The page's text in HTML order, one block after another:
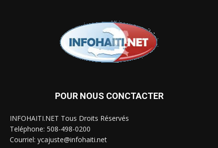
POUR NOUS CONCTACTER
INFOHAITI.NET Tous Droits Réservés
Teléphone: 508-498-0200
Courriel: ycajuste@infohaiti.net